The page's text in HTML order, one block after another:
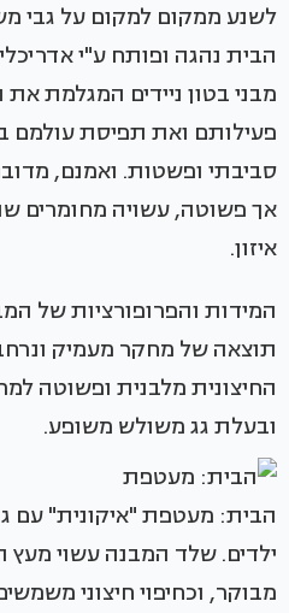
לשנע ממקום למקום על גבי
הבית נהגה ופותח ע"י
מבני בטון ניידים המגלמת
פעילותם ואת תפיסת עולמם
סביבתי ופשטות. ואמנם,
אך פשוטה, עשויה מחומרים
איזון.
תוצאה של מחקר מעמיק
החיצונית מלבנית ופשוטה
ובעלת גג משולש משופע.
הבית: מעטפת "איקונית" עם
ילדים. שלד המבנה עשוי מעץ
מבוקר, וכחיפוי חיצוני